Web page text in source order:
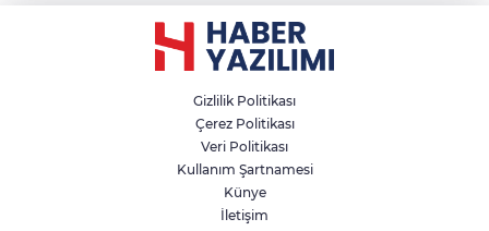
Gizlilik Politikası
Çerez Politikası
Veri Politikası
Kullanım Şartnamesi
Künye
İletişim